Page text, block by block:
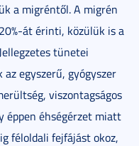
a migréntől. A migrén
át érinti, közülük is a
tünetei
egyszerű, gyógyszer
viszontagságos
éppen éhségérzet miatt
féloldali fejfájást okoz,